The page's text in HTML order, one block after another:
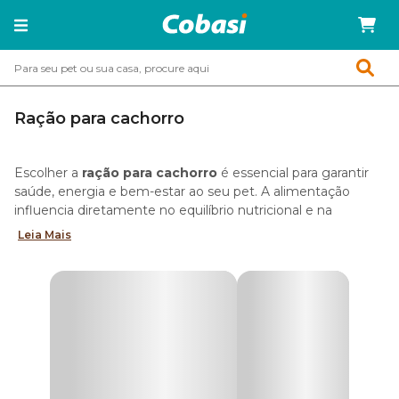
Ração para cachorro
Escolher a ração para cachorro é essencial para garantir
saúde, energia e bem-estar ao seu pet. A alimentação
influencia diretamente no equilíbrio nutricional e na
qualidade de vida em cada fase.
rações para cães
, com fórmulas completas e balanceadas,
Leia Mais